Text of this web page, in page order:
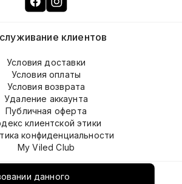
данного
О компании
клиентов
Условия доставки
Условия оплаты
Условия возврата
Удаление аккаунта
Публичная оферта
клиентской этики
конфиденциальности
My Viled Club